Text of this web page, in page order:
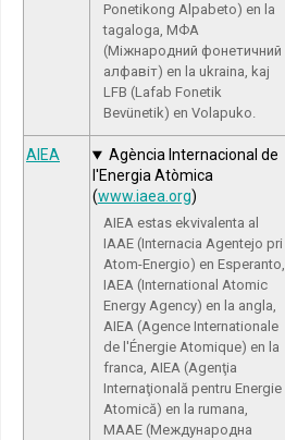
Ponetikong Alpabeto) en la
tagaloga, МФА
(Міжнародний фонетичний
алфавіт) en la ukraina, kaj
LFB (Lafab Fonetik
Bevünetik) en Volapuko.
AIEA
Agència Internacional de
l'Energia Atòmica
(www.iaea.org)
AIEA estas ekvivalenta al
IAAE (Internacia Agentejo pri
Atom-Energio) en Esperanto,
IAEA (International Atomic
Energy Agency) en la angla,
AIEA (Agence Internationale
de l'Énergie Atomique) en la
franca, AIEA (Agenţia
Internaţională pentru Energie
Atomică) en la rumana,
МААЕ (Международна